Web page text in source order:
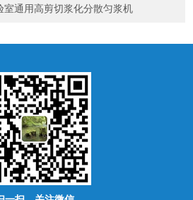
室通用高剪切浆化分散匀浆机